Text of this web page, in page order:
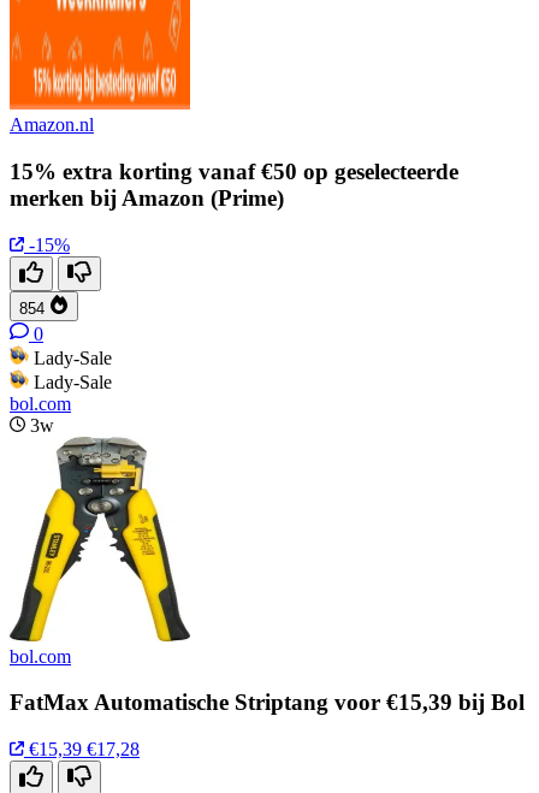
Amazon.nl
15% extra korting vanaf €50 op geselecteerde
merken bij Amazon (Prime)
-15%
854
0
Lady-Sale
Lady-Sale
bol.com
3w
bol.com
FatMax Automatische Striptang voor €15,39 bij Bol
€15,39 €17,28